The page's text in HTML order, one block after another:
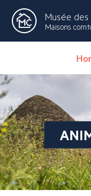
Musée des
Maisons